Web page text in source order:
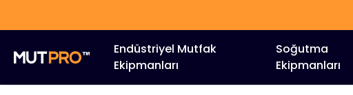
Endüstriyel Mutfak
Ekipmanları
Soğutma
Ekipmanları